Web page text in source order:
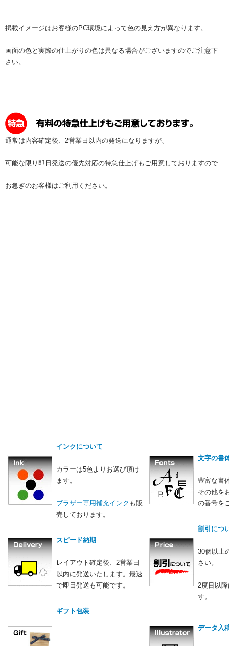
掲載イメージはお客様のPC環境によって色の見え方が異なります。
画面の色と実際の仕上がりの色は異なる場合がございますのでご注意下
さい。
通常は内容確定後、2営業日以内の発送になりますが、
可能な限り即日発送の優先対応の特急仕上げもご用意しておりますので
お急ぎのお客様はご利用ください。
インクについて
カラーは5色よりお選び頂け
ます。
ブラザー専用補充インク も販
売しております。
文字の書
豊富な書
その他を
の番号を
スピード納期
レイアウト確定後、2営業日
以内に発送いたします。最速
で即日発送も可能です。
割引につ
30個以上
さい。
2度目以
す。
ギフト包装
データ入